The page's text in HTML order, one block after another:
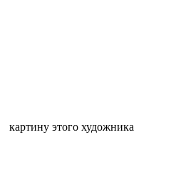
картину этого художника